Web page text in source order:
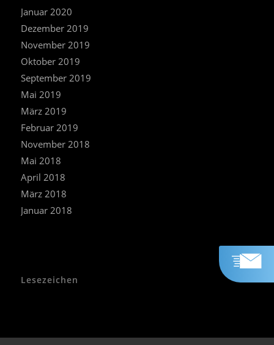
Januar 2020
Dezember 2019
November 2019
Oktober 2019
September 2019
Mai 2019
März 2019
Februar 2019
November 2018
Mai 2018
April 2018
März 2018
Januar 2018
Lesezeichen